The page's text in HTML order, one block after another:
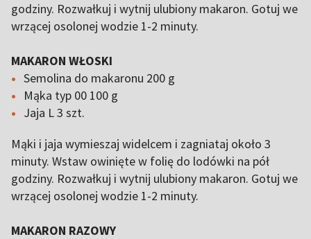
godziny. Rozwałkuj i wytnij ulubiony makaron. Gotuj we
wrzącej osolonej wodzie 1-2 minuty.
MAKARON WŁOSKI
Semolina do makaronu 200 g
Mąka typ 00 100 g
Jaja L 3 szt.
Mąki i jaja wymieszaj widelcem i zagniataj około 3
minuty. Wstaw owinięte w folię do lodówki na pół
godziny. Rozwałkuj i wytnij ulubiony makaron. Gotuj we
wrzącej osolonej wodzie 1-2 minuty.
MAKARON RAZOWY